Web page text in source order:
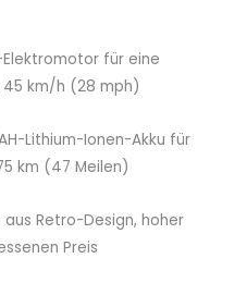
für eine
km/h (28 mph)
Lithium-Ionen-Akku für
km (47 Meilen)
Retro-Design, hoher
Preis